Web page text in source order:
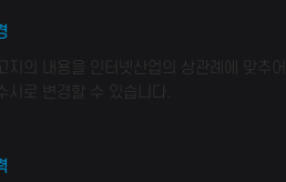
의 내용을 인터넷산업의 상관례에 맞추어
로 변경할 수 있습니다.